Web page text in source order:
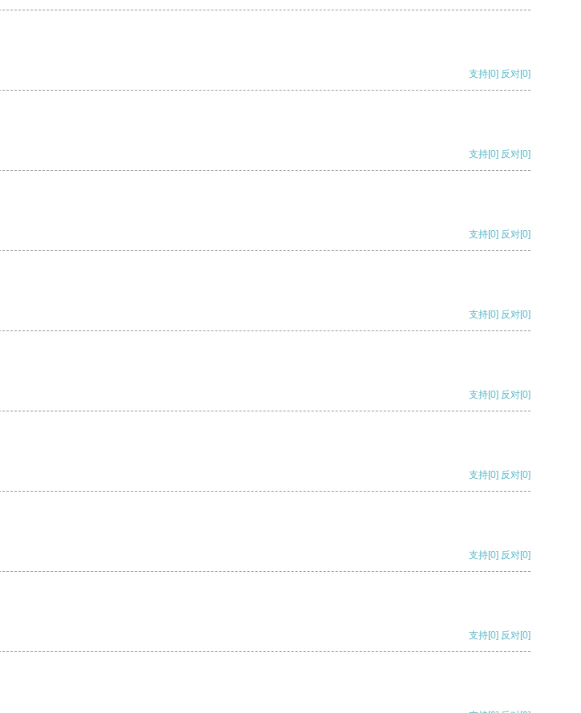
支持[0] 反对[0]
支持[0] 反对[0]
支持[0] 反对[0]
支持[0] 反对[0]
支持[0] 反对[0]
支持[0] 反对[0]
支持[0] 反对[0]
支持[0] 反对[0]